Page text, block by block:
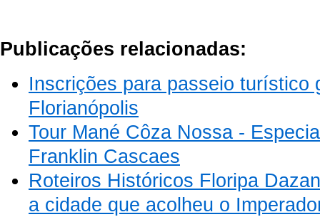
Publicações relacionadas:
Inscrições para passeio turístico
Florianópolis
Tour Mané Côza Nossa -
Franklin Cascaes
Roteiros Históricos Floripa
a cidade que acolheu o